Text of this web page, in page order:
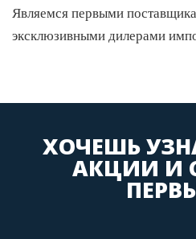
Являемся первыми
эксклюзивными дилерами
ХОЧЕШЬ
АКЦИИ И